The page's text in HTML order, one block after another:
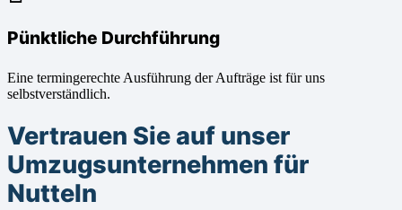
Pünktliche Durchführung
Eine termingerechte Ausführung der Aufträge ist für uns
selbstverständlich.
Vertrauen Sie auf unser
Umzugsunternehmen für
Nutteln